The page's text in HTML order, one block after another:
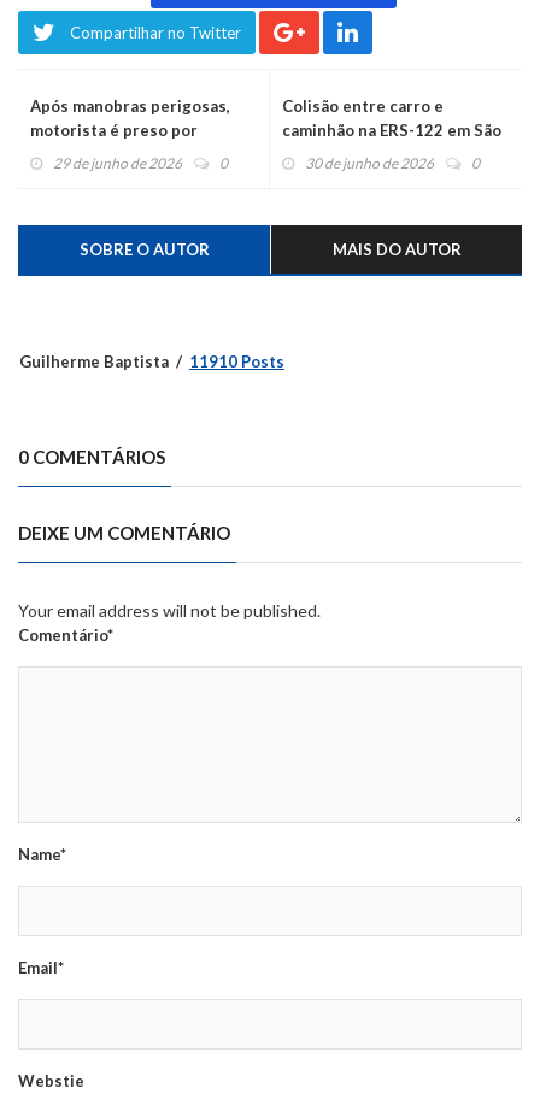
Compartilhar no Twitter
Após manobras perigosas,
motorista é preso por
embriaguez ao volante no
29 de junho de 2026 0
Colisão entre carro e
caminhão na ERS-122 em São
Sebastião do Caí
30 de junho de 2026 0
SOBRE O AUTOR MAIS DO AUTOR
Guilherme Baptista 11910 Posts
0 COMENTÁRIOS
DEIXE UM COMENTÁRIO
Your email address will not be published.
Comentário*
Name*
Email*
Webstie